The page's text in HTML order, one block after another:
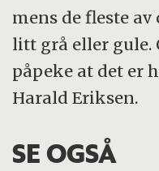
mens de fleste
litt grå eller gule.
påpeke at det er
Harald Eriksen.
SE OGSÅ